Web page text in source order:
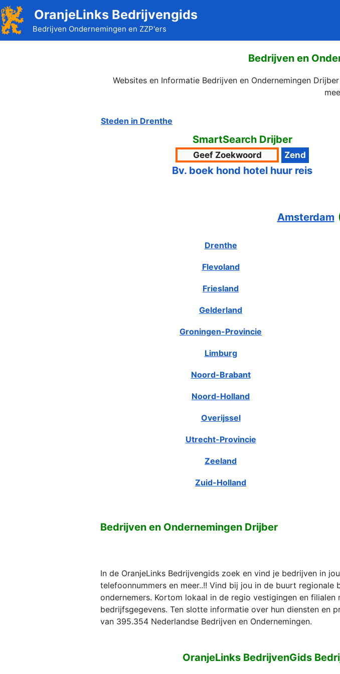
Ga
naar
de
inhoud
OranjeLinks Bedrijvengids
Bedrijven Ondernemingen en ZZP'ers
Bedrijven en
Websites en Informatie Bedrijven en Ondernemingen
Steden in Drenthe
SmartSearch Drijber
Bv. boek hond hotel huur reis
Amsterdam
Drenthe
Flevoland
Friesland
Gelderland
Groningen-Provincie
Limburg
Noord-Brabant
Noord-Holland
Overijssel
Utrecht-Provincie
Zeeland
Zuid-Holland
Bedrijven en Ondernemingen Drijber
In de OranjeLinks Bedrijvengids zoek en vind je bedrijven in
telefoonnummers en meer..!! Vind bij jou in de buurt
ondernemers. Kortom lokaal in de regio vestigingen en
bedrijfsgegevens. Ten slotte informatie over hun diensten en
van 395.354 Nederlandse Bedrijven en Ondernemingen.
OranjeLinks BedrijvenGids